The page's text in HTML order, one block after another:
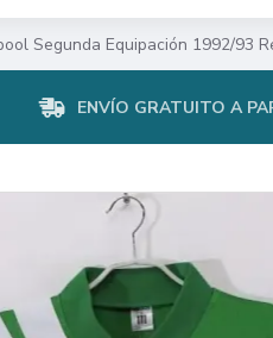
Segunda Equipación 1992/93
ENVÍO GRATUITO A